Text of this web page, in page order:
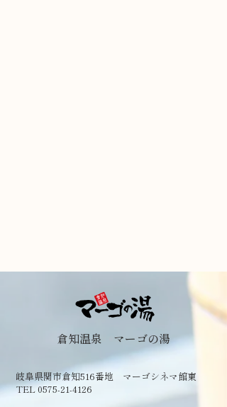
倉知温泉 マーゴの湯
岐阜県関市倉知516番地 マーゴシネマ館東
TEL 0575-21-4126